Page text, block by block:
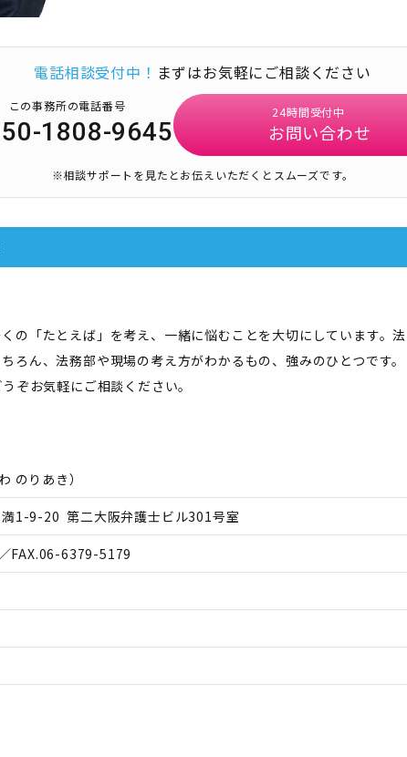
電話相談受付中！ まずはお気軽にご相談ください
この事務所の電話番号
1808-9645
24時間受付中
お問い合わせ
※相談サポートを見たとお伝えいただくとスムーズです。
の「たとえば」を考え、一緒に悩むことを大切にしています。
ろん、法務部や現場の考え方がわかるもの、強みのひとつです
ぞお気軽にご相談ください。
のりあき）
1-9-20 第二大阪弁護士ビル301号室
／FAX.06-6379-5179